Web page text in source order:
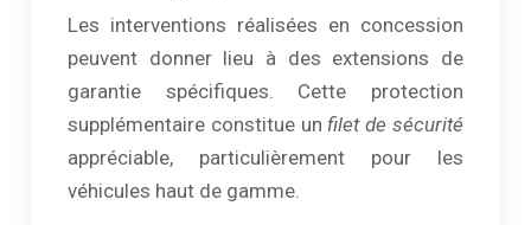
Les interventions réalisées en concession
peuvent donner lieu à des extensions de
garantie spécifiques. Cette protection
supplémentaire constitue unfilet de sécurité
appréciable, particulièrement pour les
véhicules haut de gamme.